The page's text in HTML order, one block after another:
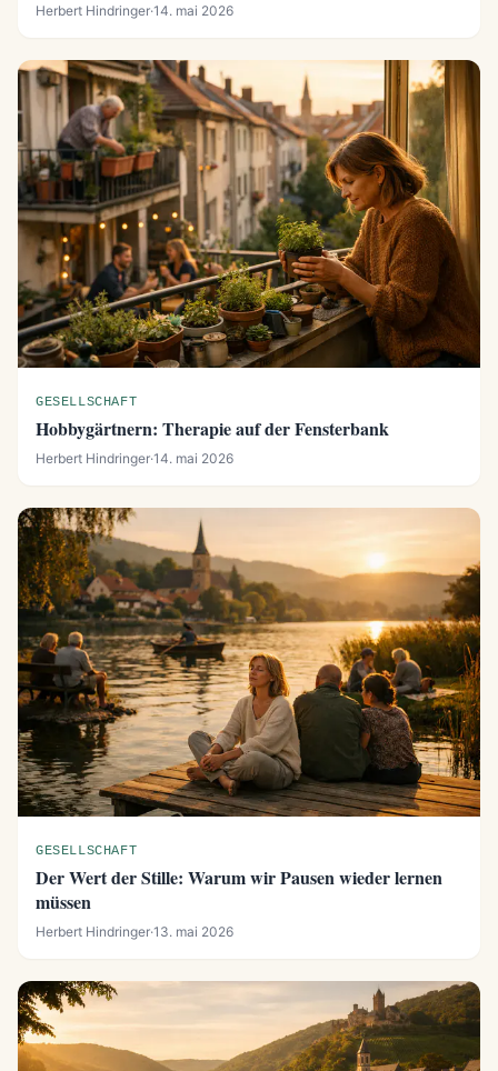
Herbert Hindringer·14. mai 2026
GESELLSCHAFT
Hobbygärtnern: Therapie auf der Fensterbank
Herbert Hindringer·14. mai 2026
GESELLSCHAFT
Der Wert der Stille: Warum wir Pausen wieder lernen
müssen
Herbert Hindringer·13. mai 2026